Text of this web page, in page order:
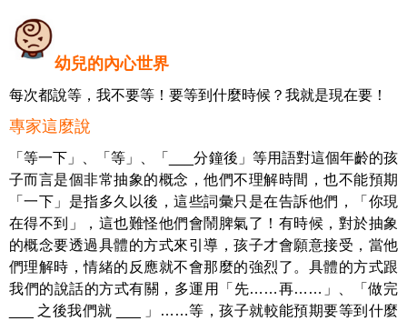
幼兒的內心世界
每次都說等，我不要等！要等到什麼時候？我就是現在要！
專家這麼說
「等一下」、「等」、「___分鐘後」等用語對這個年齡的孩
子而言是個非常抽象的概念，他們不理解時間，也不能預期
「一下」是指多久以後，這些詞彙只是在告訴他們，「你現
在得不到」，這也難怪他們會鬧脾氣了！有時候，對於抽象
的概念要透過具體的方式來引導，孩子才會願意接受，當他
們理解時，情緒的反應就不會那麼的強烈了。具體的方式跟
我們的說話的方式有關，多運用「先……再……」、「做完
___ 之後我們就 ___ 」……等，孩子就較能預期要等到什麼